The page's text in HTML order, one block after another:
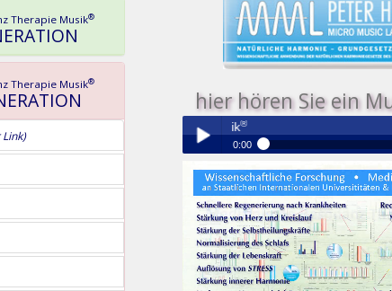
Therapie Musik®
Therapie Musik®
hier hören Sie ein
Play /
0:00
Medizinische Resonanz